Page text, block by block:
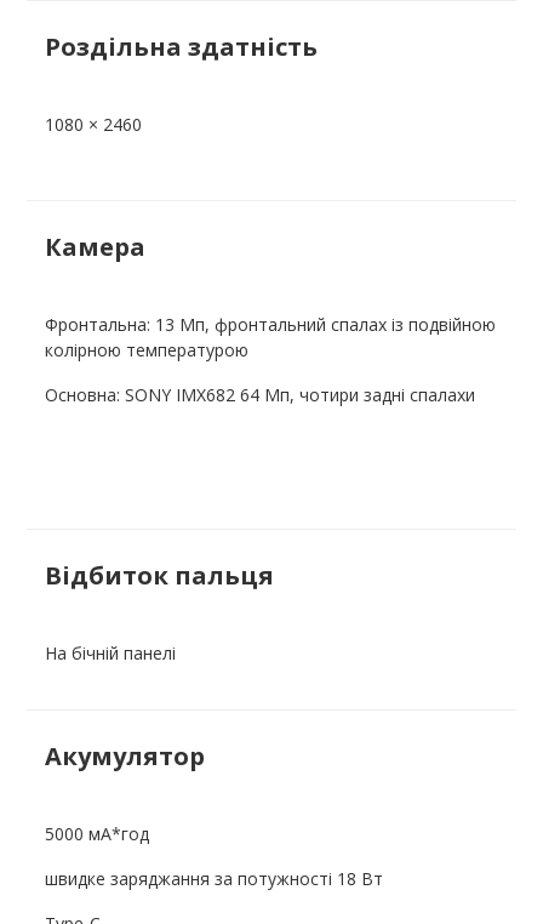
Роздільна здатність
1080 × 2460
Камера
Фронтальна: 13 Мп, фронтальний спалах із подвійною
колірною температурою
Основна: SONY IMX682 64 Мп, чотири задні спалахи
Відбиток пальця
На бічній панелі
Акумулятор
5000 мА*год
швидке заряджання за потужності 18 Вт